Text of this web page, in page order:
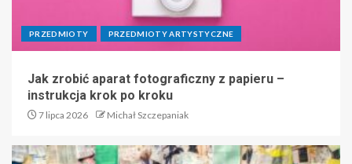
PRZEDMIOTY PRZEDMIOTY ARTYSTYCZNE
Jak zrobić aparat fotograficzny z papieru –
instrukcja krok po kroku
7 lipca 2026 Michał Szczepaniak